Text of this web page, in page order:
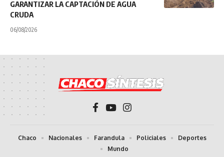
GARANTIZAR LA CAPTACIÓN DE AGUA
CRUDA
06/08/2026
Chaco Nacionales Farandula Policiales
Deportes
Mundo